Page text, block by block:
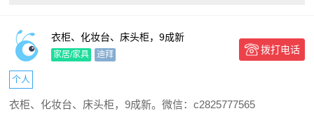
衣柜、化妆台、床头柜，9成新
家居/家具 迪拜 拨打电话
个人
衣柜、化妆台、床头柜，9成新。微信：c2825777565